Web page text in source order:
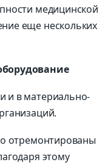
медицинской
еще нескольких
и в материально-
отремонтированы
этому